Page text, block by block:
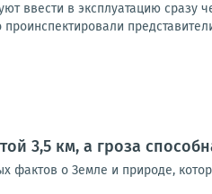
ввести в эксплуатацию
3,5 км, а гроза
фактов о Земле и природе,